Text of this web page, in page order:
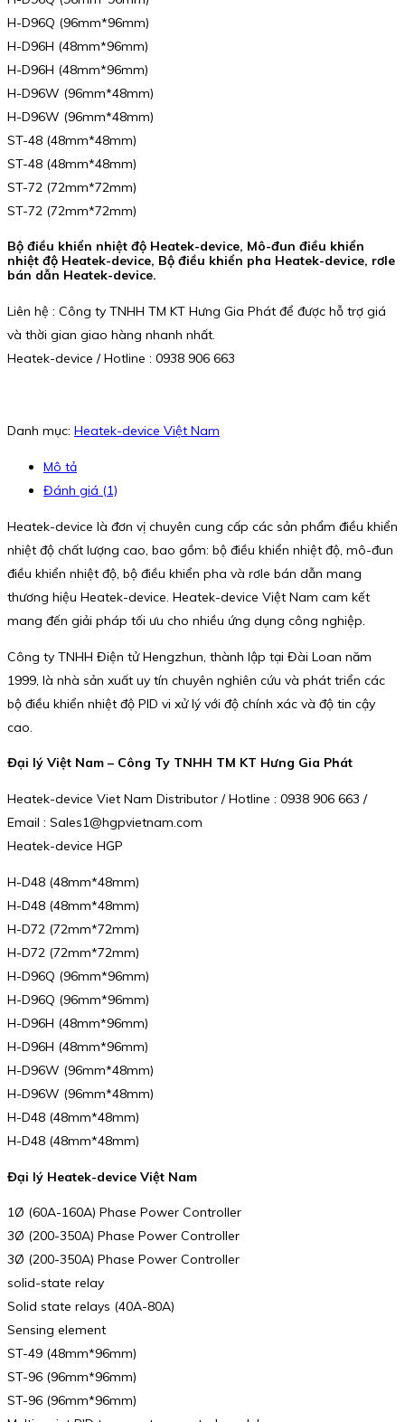
H-D96Q (96mm*96mm)
H-D96H (48mm*96mm)
H-D96H (48mm*96mm)
H-D96W (96mm*48mm)
H-D96W (96mm*48mm)
ST-48 (48mm*48mm)
ST-48 (48mm*48mm)
ST-72 (72mm*72mm)
ST-72 (72mm*72mm)
Bộ điều khiển nhiệt độ Heatek-device, Mô-đun điều khiển
nhiệt độ Heatek-device, Bộ điều khiển pha Heatek-device, rơle
bán dẫn Heatek-device.
Liên hệ : Công ty TNHH TM KT Hưng Gia Phát để được hỗ trợ giá
và thời gian giao hàng nhanh nhất.
Heatek-device / Hotline : 0938 906 663
Danh mục: Heatek-device Việt Nam
Mô tả
Đánh giá (1)
Heatek-device là đơn vị chuyên cung cấp các sản phẩm điều khiển
nhiệt độ chất lượng cao, bao gồm: bộ điều khiển nhiệt độ, mô-đun
điều khiển nhiệt độ, bộ điều khiển pha và rơle bán dẫn mang
thương hiệu Heatek-device. Heatek-device Việt Nam cam kết
mang đến giải pháp tối ưu cho nhiều ứng dụng công nghiệp.
Công ty TNHH Điện tử Hengzhun, thành lập tại Đài Loan năm
1999, là nhà sản xuất uy tín chuyên nghiên cứu và phát triển các
bộ điều khiển nhiệt độ PID vi xử lý với độ chính xác và độ tin cậy
cao.
Đại lý Việt Nam – Công Ty TNHH TM KT Hưng Gia Phát
Heatek-device Viet Nam Distributor / Hotline : 0938 906 663 /
Email : Sales1@hgpvietnam.com
Heatek-device HGP
H-D48 (48mm*48mm)
H-D48 (48mm*48mm)
H-D72 (72mm*72mm)
H-D72 (72mm*72mm)
H-D96Q (96mm*96mm)
H-D96Q (96mm*96mm)
H-D96H (48mm*96mm)
H-D96H (48mm*96mm)
H-D96W (96mm*48mm)
H-D96W (96mm*48mm)
H-D48 (48mm*48mm)
H-D48 (48mm*48mm)
Đại lý Heatek-device Việt Nam
1Ø (60A-160A) Phase Power Controller
3Ø (200-350A) Phase Power Controller
3Ø (200-350A) Phase Power Controller
solid-state relay
Solid state relays (40A-80A)
Sensing element
ST-49 (48mm*96mm)
ST-96 (96mm*96mm)
ST-96 (96mm*96mm)